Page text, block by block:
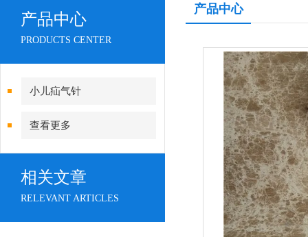
产品中心
PRODUCTS CENTER
小儿疝气针
查看更多
相关文章
RELEVANT ARTICLES
产品中心